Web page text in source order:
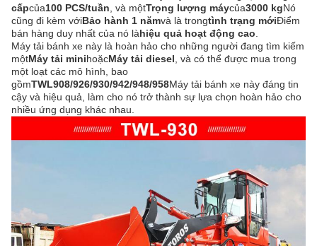
cấpcủa100 PCS/tuần , và mộtTrọng lượng máycủa3000 kgNó
cũng đi kèm vớiBảo hành 1 nămvà là trongtình trạng mớiĐiểm
bán hàng duy nhất của nó làhiệu quả hoạt động cao
Máy tải bánh xe này là hoàn hảo cho những người đang tìm kiếm
mộtMáy tải minihoặcMáy tải diesel , và có thể được mua trong
một loạt các mô hình, bao
gồmTWL908/926/930/942/948/958Máy tải bánh xe này đáng tin
cậy và hiệu quả, làm cho nó trở thành sự lựa chọn hoàn hảo cho
nhiều ứng dụng khác nhau.